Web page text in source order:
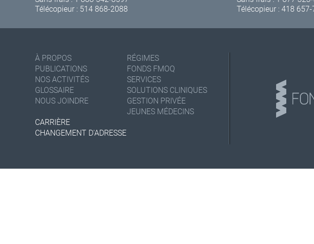
Télécopieur : 514 868-2088
Télécopieur : 418
À PROPOS
PUBLICATIONS
NOS ACTIVITÉS
GLOSSAIRE
NOUS JOINDRE
RÉGIMES
FONDS FMOQ
SERVICES
SOLUTIONS CLINIQUES
GESTION PRIVÉE
JEUNES MÉDECINS
CARRIÈRE
CHANGEMENT D'ADRESSE